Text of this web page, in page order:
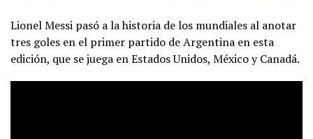
Lionel Messi pasó a la historia de los mundiales al anotar
tres goles en el primer partido de Argentina en esta
edición, que se juega en Estados Unidos, México y Canadá.